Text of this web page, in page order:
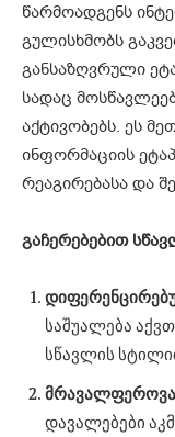
წარმოადგენს
გულისხმობს
განსაზღვრული
სადაც
აქტივობებს. ეს
ინფორმაციის
რეაგირებასა და
გაჩერებებით
საშუალება
სწავლის
დავალებები